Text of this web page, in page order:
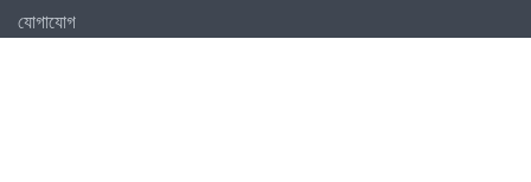
যোগাযোগ